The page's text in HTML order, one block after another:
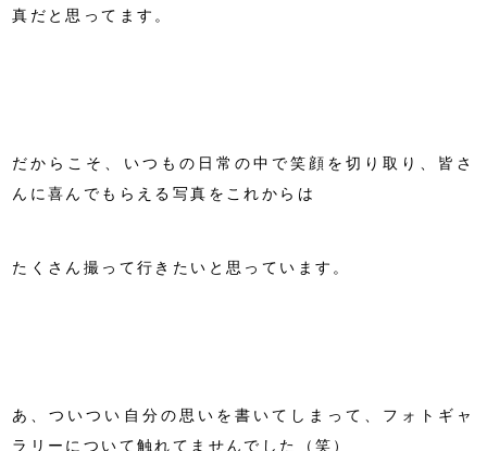
真だと思ってます。
だからこそ、いつもの日常の中で笑顔を切り取り、皆さ
んに喜んでもらえる写真をこれからは
たくさん撮って行きたいと思っています。
あ、ついつい自分の思いを書いてしまって、フォトギャ
ラリーについて触れてませんでした（笑）